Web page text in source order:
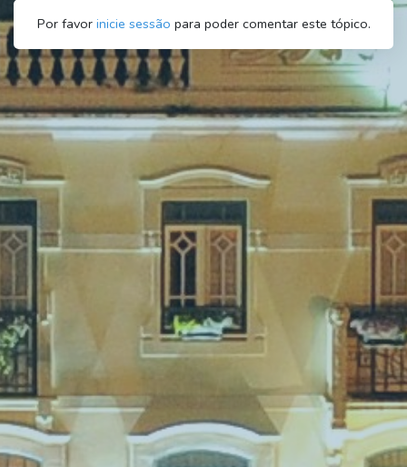
Por favor inicie sessão para poder comentar este tópico.